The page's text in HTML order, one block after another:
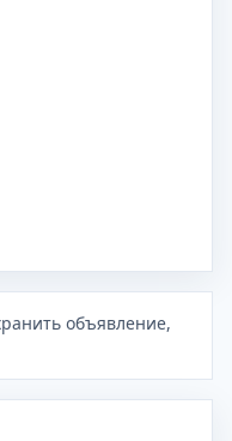
объявление,